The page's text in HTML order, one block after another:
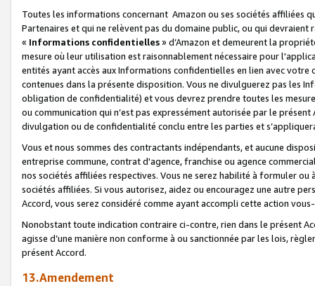
Toutes les informations concernant Amazon ou ses sociétés affiliées
Partenaires et qui ne relèvent pas du domaine public, ou qui
« Informations confidentielles» d’Amazon et demeurent la
mesure où leur utilisation est raisonnablement nécessaire pour
entités ayant accès aux Informations confidentielles en lien avec
contenues dans la présente disposition. Vous ne divulguerez pas les
obligation de confidentialité) et vous devrez prendre toutes les
ou communication qui n’est pas expressément autorisée par le
divulgation ou de confidentialité conclu entre les parties et
Vous et nous sommes des contractants indépendants, et aucune
entreprise commune, contrat d'agence, franchise ou agence
nos sociétés affiliées respectives. Vous ne serez habilité à formuler
sociétés affiliées. Si vous autorisez, aidez ou encouragez une autre
Accord, vous serez considéré comme ayant accompli cette action
Nonobstant toute indication contraire ci-contre, rien dans le présent
agisse d’une manière non conforme à ou sanctionnée par les lois,
présent Accord.
13.Amendement